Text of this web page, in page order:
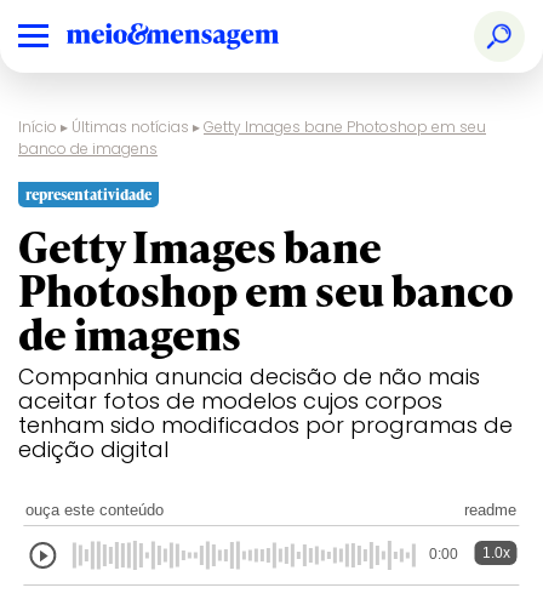
Início ▸ Últimas notícias ▸Getty Images bane Photoshop em seu
banco de imagens
representatividade
Getty Images bane
Photoshop em seu banco
de imagens
Companhia anuncia decisão de não mais
aceitar fotos de modelos cujos corpos
tenham sido modificados por programas de
edição digital
ouça este conteúdo readme
0:00 1.0x